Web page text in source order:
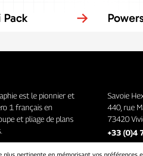
est le pionnier et
1 français en
et pliage de plans
Savoie
440, rue
73420
+33 (0)4
pertinente en mémorisant vos préférences